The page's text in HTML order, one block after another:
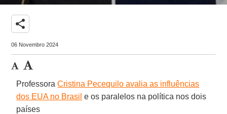
share
06 Novembro 2024
ProfessoraCristina Pecequilo avalia as influências
dos EUA no Brasil e os paralelos na política nos dois
países